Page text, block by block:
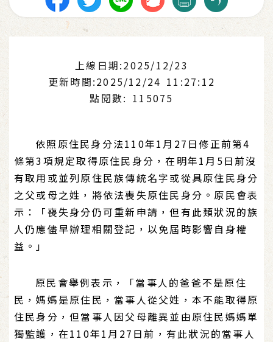
上線日期:2025/12/23
更新時間:2025/12/24 11:27:12
點閱數: 115075
依照原住民身分法110年1月27日修正前第4
條第3項規定取得原住民身分，在明年1月5日前沒
有取用或並列原住民族傳統名字或從具原住民身分
之父或母之姓，將依法喪失原住民身分。原民會表
示：「喪失身分仍可重新申請，但有此類狀況的族
人仍應儘早辦理相關登記，以免屆時影響自身權
益。」
原民會舉例表示，「當事人的爸爸不是原住
民，媽媽是原住民，當事人從父姓，本不能取得原
住民身分，但當事人因父母離異並由原住民媽媽單
獨監護，在110年1月27日前，有此狀況的當事人